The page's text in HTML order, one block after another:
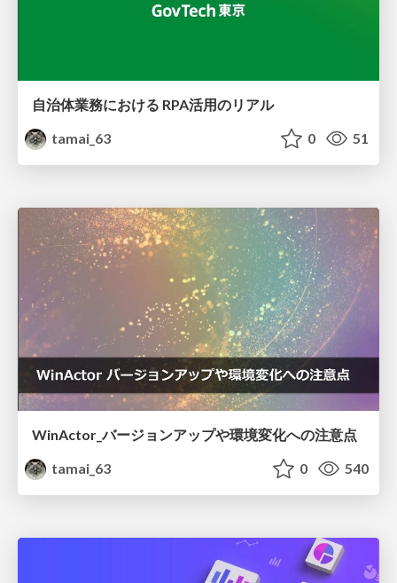
自治体業務における RPA活用のリアル
tamai_63
0 51
WinActor_バージョンアップや環境変化への注意点
tamai_63
0 540